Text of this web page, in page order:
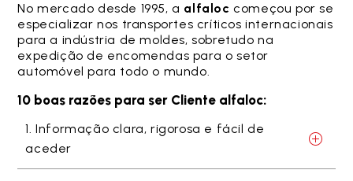
No mercado desde 1995, a alfaloc começou por se
especializar nos transportes críticos internacionais
para a indústria de moldes, sobretudo na
expedição de encomendas para o setor
automóvel para todo o mundo.
10 boas razões para ser Cliente alfaloc:
1. Informação clara, rigorosa e fácil de
aceder